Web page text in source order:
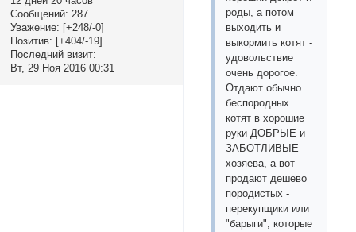
Сообщений: 287
Уважение: [+248/-0]
Позитив: [+404/-19]
Последний визит:
Вт, 29 Ноя 2016 00:31
роды, а потом
выходить и
выкормить котят -
удовольствие
очень дорогое.
Отдают обычно
беспородных
котят в хорошие
руки ДОБРЫЕ и
ЗАБОТЛИВЫЕ
хозяева, а вот
продают дешево
породистых -
перекупщики или
"барыги", которые